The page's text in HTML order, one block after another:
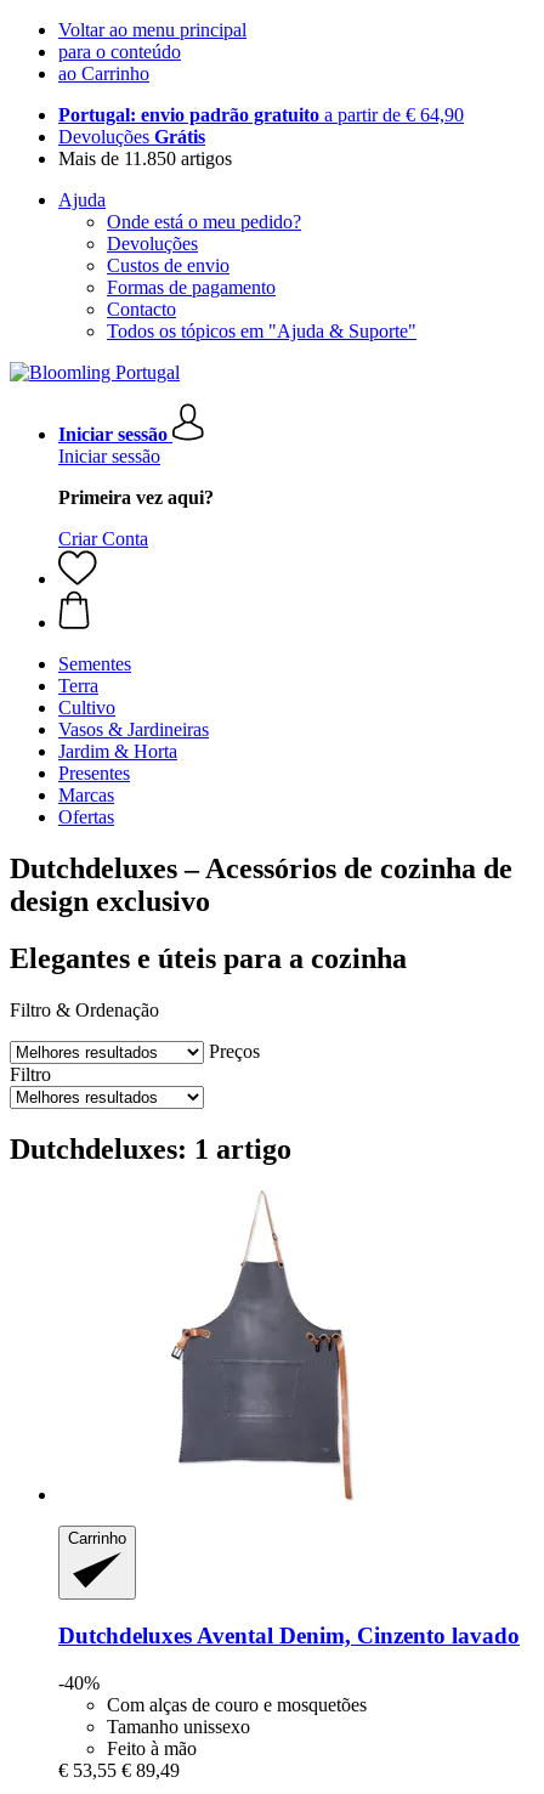
Voltar ao menu principal
para o conteúdo
ao Carrinho
Portugal: envio padrão gratuito a partir de € 64,90
Devoluções Grátis
Mais de 11.850 artigos
Ajuda
Onde está o meu pedido?
Devoluções
Custos de envio
Formas de pagamento
Contacto
Todos os tópicos em "Ajuda & Suporte"
Iniciar sessão
Iniciar sessão
Primeira vez aqui?
Criar Conta
Sementes
Terra
Cultivo
Vasos & Jardineiras
Jardim & Horta
Presentes
Marcas
Ofertas
Dutchdeluxes – Acessórios de cozinha de
design exclusivo
Elegantes e úteis para a cozinha
Filtro & Ordenação
Preços
Filtro
Dutchdeluxes: 1 artigo
Carrinho
Dutchdeluxes Avental Denim, Cinzento lavado
-40%
Com alças de couro e mosquetões
Tamanho unissexo
Feito à mão
€ 53,55 € 89,49